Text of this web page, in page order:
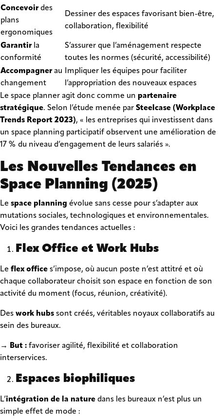
Concevoirdes
plans
ergonomiques
Dessiner des espaces favorisant bien-être,
collaboration, flexibilité
Garantirla
conformité
S’assurer que l’aménagement respecte
toutes les normes (sécurité, accessibilité)
Accompagnerau
changement
Impliquer les équipes pour faciliter
l’appropriation des nouveaux espaces
Le space planner agit donc comme un partenaire
stratégique. Selon l’étude menée par Steelcase (Workplace
Trends Report 2023), « les entreprises qui investissent dans
un space planning participatif observent une amélioration de
17 % du niveau d’engagement de leurs salariés ».
Les Nouvelles Tendances en
Space Planning (2025)
Le space planning évolue sans cesse pour s’adapter aux
mutations sociales, technologiques et environnementales.
Voici les grandes tendances actuelles :
Flex Office et Work Hubs
Le flex office s’impose, où aucun poste n’est attitré et où
chaque collaborateur choisit son espace en fonction de son
activité du moment (focus, réunion, créativité).
Des work hubs sont créés, véritables noyaux collaboratifs au
sein des bureaux.
→ But : favoriser agilité, flexibilité et collaboration
interservices.
Espaces biophiliques
L’intégration de la nature dans les bureaux n’est plus un
simple effet de mode :